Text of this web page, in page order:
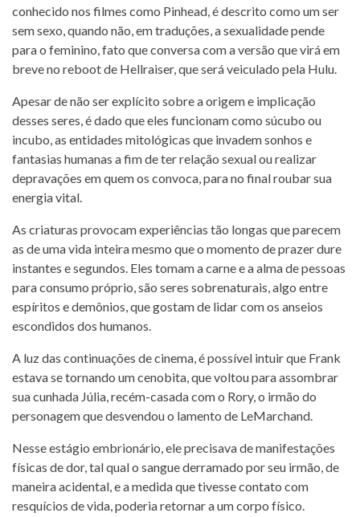
conhecido nos filmes como Pinhead, é descrito como um ser
sem sexo, quando não, em traduções, a sexualidade pende
para o feminino, fato que conversa com a versão que virá em
breve no reboot de Hellraiser, que será veiculado pela Hulu.
Apesar de não ser explícito sobre a origem e implicação
desses seres, é dado que eles funcionam como súcubo ou
incubo, as entidades mitológicas que invadem sonhos e
fantasias humanas a fim de ter relação sexual ou realizar
depravações em quem os convoca, para no final roubar sua
energia vital.
As criaturas provocam experiências tão longas que parecem
as de uma vida inteira mesmo que o momento de prazer dure
instantes e segundos. Eles tomam a carne e a alma de pessoas
para consumo próprio, são seres sobrenaturais, algo entre
espíritos e demônios, que gostam de lidar com os anseios
escondidos dos humanos.
A luz das continuações de cinema, é possível intuir que Frank
estava se tornando um cenobita, que voltou para assombrar
sua cunhada Júlia, recém-casada com o Rory, o irmão do
personagem que desvendou o lamento de LeMarchand.
Nesse estágio embrionário, ele precisava de manifestações
físicas de dor, tal qual o sangue derramado por seu irmão, de
maneira acidental, e a medida que tivesse contato com
resquícios de vida, poderia retornar a um corpo físico.